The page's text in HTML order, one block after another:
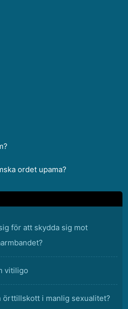
ordet upama?
för att skydda sig mot
vitiligo
örttillskott i manlig sexualitet?